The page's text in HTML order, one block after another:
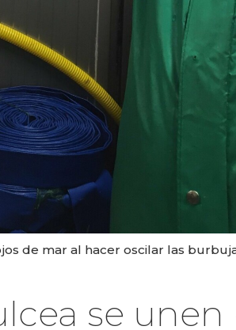
de mar al hacer oscilar las
se unen